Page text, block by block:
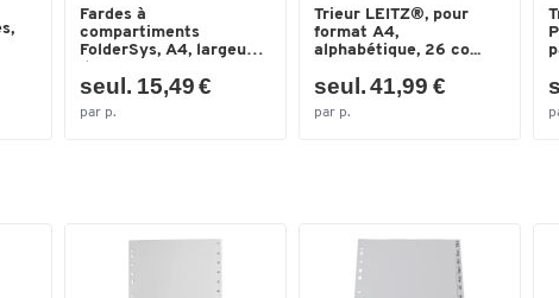
Fardes à
compartiments
FolderSys, A4, largeur
seul. 15,49 €
par p.
Trieur LEITZ®, pour
format A4,
alphabétique, 26 co...
seul. 41,99 €
par p.